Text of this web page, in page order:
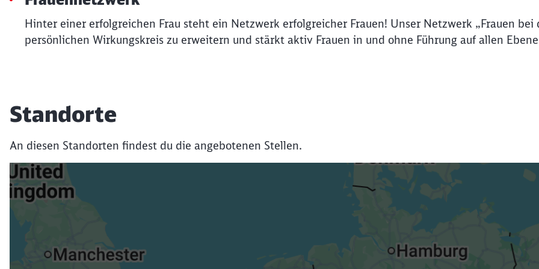
Hinter einer erfolgreichen Frau steht ein Netzwerk erfolgreicher Frauen! Unser Netzwerk „Frauen
persönlichen Wirkungskreis zu erweitern und stärkt aktiv Frauen in und ohne Führung auf allen
Standorte
An diesen Standorten findest du die angebotenen Stellen.